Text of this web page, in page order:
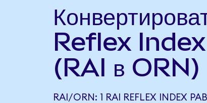
Reflex
(RAI в ORN)
RAI/ORN: 1 RAI REFLEX INDEX